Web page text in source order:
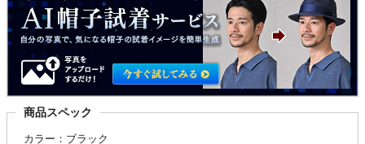
商品スペック
カラー：ブラック